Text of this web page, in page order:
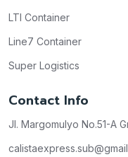
LTI Container
Line7 Container
Super Logistics
Contact Info
Jl. Margomulyo No.51-A